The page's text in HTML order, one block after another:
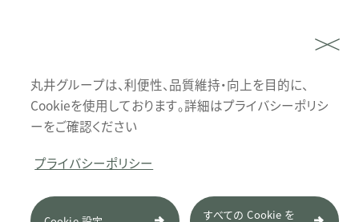
丸井グループは、利便性、品質維持・向上を目的に、
Cookieを使用しております。詳細はプライバシーポリシ
ーをご確認ください
プライバシーポリシー
すべての Cookie を